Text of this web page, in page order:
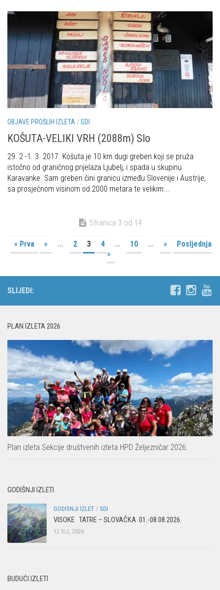
OBJAVE PROŠLIH IZLETA/SDI
KOŠUTA-VELIKI VRH (2088m) Slo
29. 2 -1. 3. 2017. Košuta je 10 km dugi greben koji se pruža
istočno od graničnog prijelaza Ljubelj, i spada u skupinu
Karavanke. Sam greben čini granicu između Slovenije i Austrije,
sa prosječnom visinom od 2000 metara te velikim...
Stranica 3 od 14
« Prva « ... 2 3 4 ... 10 ... »
Posljednja
»
SLIJEDI:
PLAN IZLETA 2026
Plan izleta Sekcije društvenih izleta HPD Željezničar 2026.
GODIŠNJI IZLETI
GODISNJI IZLET / SDI
VISOKE TATRE – SLOVAČKA 01.-08.08.2026.
12 SIJ, 2026
BUDUĆI IZLETI